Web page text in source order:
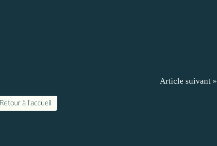
Article suivant »
Retour à l'accueil